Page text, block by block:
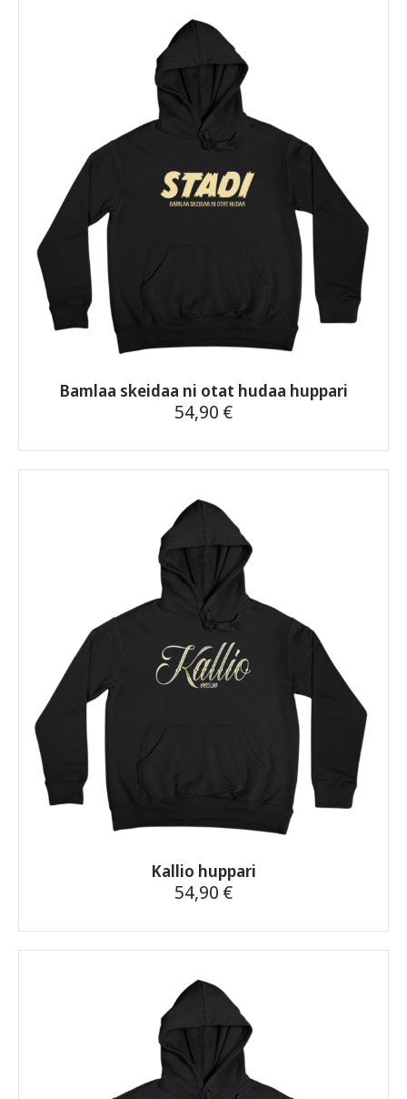
useampi
muunnelma.
Voit
tehdä
valinnat
tuotteen
sivulla.
Bamlaa skeidaa ni otat hudaa huppari
54,90 €
tuotteella
useampi
muunnelma.
Voit
tehdä
valinnat
tuotteen
sivulla.
Kallio huppari
54,90 €
tuotteella
useampi
muunnelma.
Voit
tehdä
valinnat
tuotteen